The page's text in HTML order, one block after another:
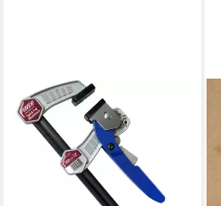
PIHER
Schraubzwinge Piher PAL Alu
Quick 250 kg Zwinge 15 cm,
lieferbar - in 2-3 Werktagen bei dir